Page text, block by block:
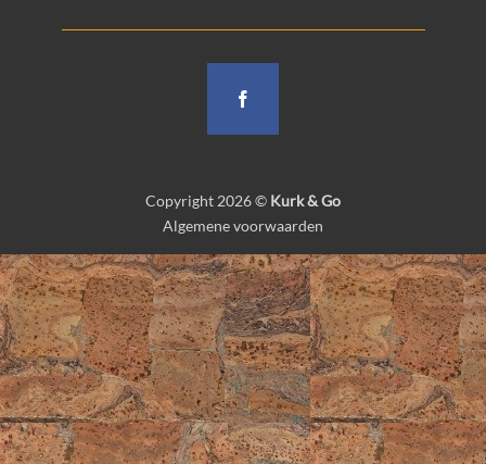
Copyright 2026 © Kurk & Go
Algemene voorwaarden